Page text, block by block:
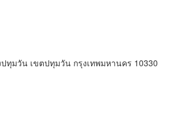
มวัน เขตปทุมวัน กรุงเทพมหานคร 10330